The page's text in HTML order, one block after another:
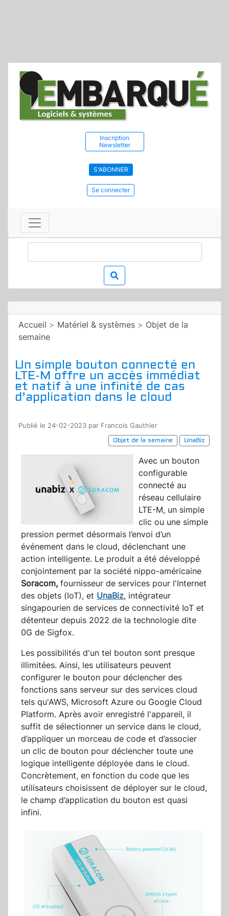
Inscription
Newsletter
S'ABONNER
Se connecter
Accueil > Matériel & systèmes > Objet de la
semaine
Un simple bouton connecté en
LTE-M offre un accès immédiat
et natif à une infinité de cas
d’application dans le cloud
Publié le 24-02-2023 par Francois Gauthier
Objet de la semaine
UnaBiz
Avec un bouton
configurable
connecté au
réseau cellulaire
LTE-M, un simple
clic ou une simple
pression permet désormais l’envoi d’un
événement dans le cloud, déclenchant une
action intelligente. Le produit a été développé
conjointement par la société nippo-américaine
Soracom, fournisseur de services pour l'Internet
des objets (IoT), et UnaBiz, intégrateur
singapourien de services de connectivité IoT et
détenteur depuis 2022 de la technologie dite
0G de Sigfox.
Les possibilités d'un tel bouton sont presque
illimitées. Ainsi, les utilisateurs peuvent
configurer le bouton pour déclencher des
fonctions sans serveur sur des services cloud
tels qu'AWS, Microsoft Azure ou Google Cloud
Platform. Après avoir enregistré l'appareil, il
suffit de sélectionner un service dans le cloud,
d’appliquer un morceau de code et d’associer
un clic de bouton pour déclencher toute une
logique intelligente déployée dans le cloud.
Concrètement, en fonction du code que les
utilisateurs choisissent de déployer sur le cloud,
le champ d’application du bouton est quasi
infini.